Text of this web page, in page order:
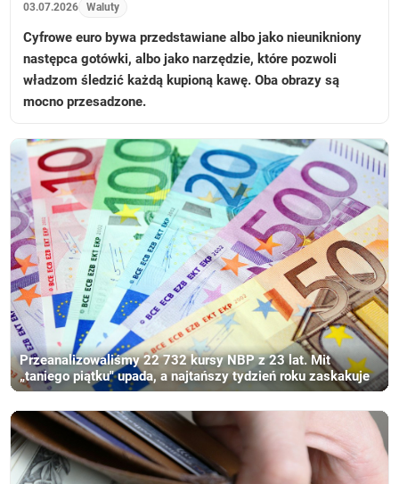
03.07.2026 Waluty
Cyfrowe euro bywa przedstawiane albo jako nieunikniony
następca gotówki, albo jako narzędzie, które pozwoli
władzom śledzić każdą kupioną kawę. Oba obrazy są
mocno przesadzone.
Przeanalizowaliśmy 22 732 kursy NBP z 23 lat. Mit
„taniego piątku" upada, a najtańszy tydzień roku zaskakuje